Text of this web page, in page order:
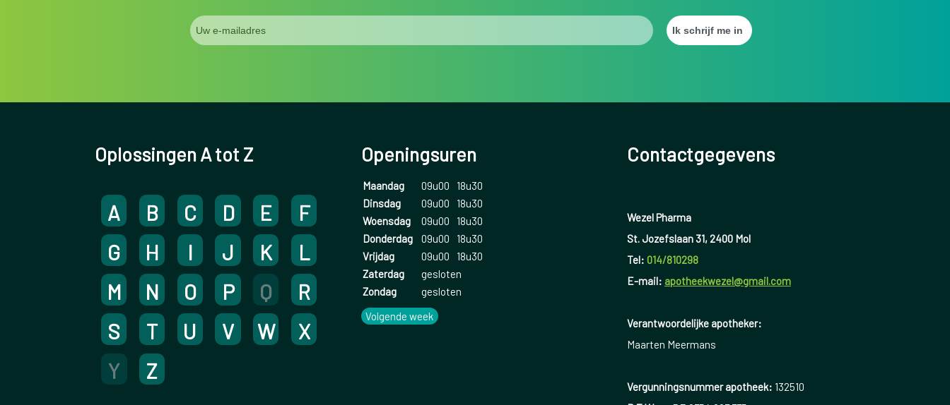
Oplossingen A tot Z
A B C D E
F
G
H I J K
L
M
N O P Q
R
S
T U V W
X
Y
Z
Openingsuren
Maandag 09u00
18u30
Dinsdag
09u00
18u30
Woensdag
09u00
18u30
Donderdag
09u00
18u30
Vrijdag
09u00
18u30
Zaterdag
gesloten
Zondag
gesloten
Volgende week
Contactgegevens
Wezel Pharma
St. Jozefslaan 31, 2400 Mol
Tel: 014/810298
E-mail: apotheekwezel@gmail.com
Verantwoordelijke apotheker:
Maarten Meermans
Vergunningsnummer apotheek: 132510